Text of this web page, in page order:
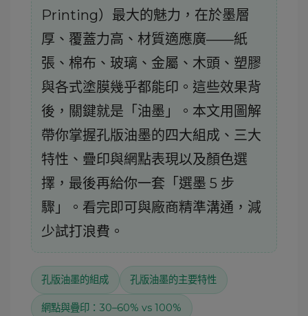
Printing）最大的魅力，在於墨層
厚、覆蓋力高、材質適應廣——紙
張、棉布、玻璃、金屬、木頭、塑膠
與各式塗膜幾乎都能印。這些效果背
後，關鍵就是「油墨」。本文用圖解
帶你掌握孔版油墨的四大組成 、 三大
特性 、 疊印與網點表現以及顏色選
擇 ，最後再給你一套「選墨 5 步
驟」。看完即可與廠商精準溝通，減
少試打浪費。
孔版油墨的組成 孔版油墨的主要特性
網點與疊印：30–60% vs 100%